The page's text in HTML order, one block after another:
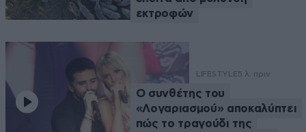
εκτροφών
LIFESTYLE5 λ. πριν
Ο συνθέτης του
«Λογαριασμού» αποκαλύπτει
πώς το τραγούδι της